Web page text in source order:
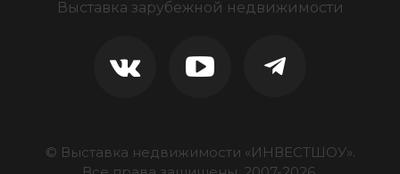
Выставка зарубежной недвижимости
© Выставка недвижимости «ИНВЕСТШОУ».